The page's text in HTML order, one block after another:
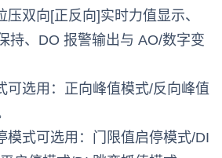
双向[正反向]实时力值显示、
持、DO 报警输出与 AO/数字变
可选用：正向峰值模式/反向峰值
模式可选用：门限值启停模式/DI